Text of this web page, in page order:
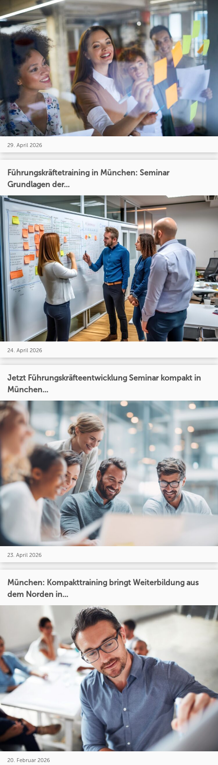
29. April 2026
Führungskräftetraining in München: Seminar
Grundlagen der...
24. April 2026
Jetzt Führungskräfteentwicklung Seminar kompakt in
München...
23. April 2026
München: Kompakttraining bringt Weiterbildung aus
dem Norden in...
20. Februar 2026